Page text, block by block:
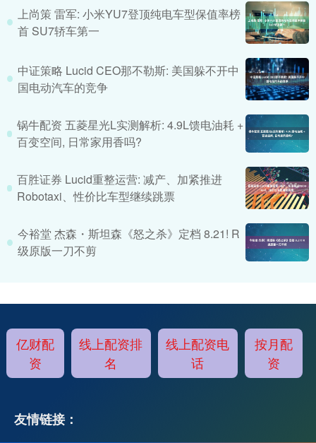
上尚策 雷军: 小米YU7登顶纯电车型保值率榜
首 SU7轿车第一
中证策略 Lucid CEO那不勒斯: 美国躲不开中
国电动汽车的竞争
锅牛配资 五菱星光L实测解析: 4.9L馈电油耗 +
百变空间, 日常家用香吗?
百胜证券 Lucid重整运营: 减产、加紧推进
Robotaxi、性价比车型继续跳票
今裕堂 杰森・斯坦森《怒之杀》定档 8.21! R
级原版一刀不剪
亿财配
资
线上配资排
名
线上配资电
话
按月配
资
友情链接：